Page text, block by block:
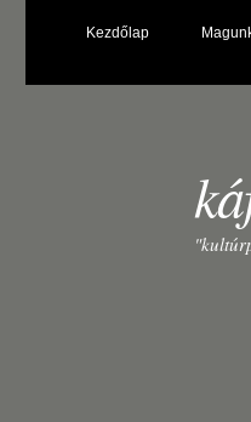
Kezdőlap